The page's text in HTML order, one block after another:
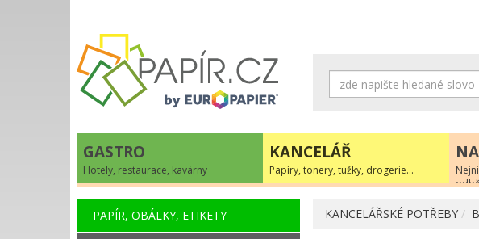
GASTRO
Hotely, restaurace, kavárny
KANCELÁŘ
Papíry, tonery, tužky, drogerie...
KANCELÁŘSKÉ POTŘEBY
PAPÍR, OBÁLKY, ETIKETY